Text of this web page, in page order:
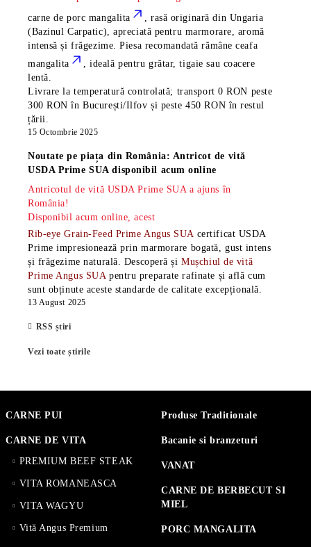
carne de porc mangalita
, rasă originară din Ungaria
(Bazinul Carpatic), apreciată pentru marmorare, aromă
intensă și frăgezime. Piesa recomandată rămâneceafa
mangalita
, ideală pentru grătar, tigaie sau coacere
lentă.
Livrare la temperatură controlată; transport 0 RON peste
300 RON în București/Ilfov și peste 450 RON în restul
țării.
15 Octombrie 2025
Noutate pe piața din România: Antricot de vită
USDA Prime SUA disponibil acum online
Antricotul de vită USDA Prime SUA a ajuns în
România!
Disponibil acum online, acest
Rib-eye Grain-Feed Prime Angus SUA certificat USDA
Prime impresionează prin marmorare bogată, gust intens
și frăgezime naturală. Descoperă șiMușchiul de vită
Prime Angus SUA pentru preparate rafinate și află cum
sunt obținute aceste standarde de calitate excepțională.
13 August 2025
RSS știri
Vezi toate știrile
CARNE PUI
CARNE DE VITA
PREMIUM BEEF STEAK
VITA ROMANEASCA
VITA WAGYU
Vită Angus Premium
Produse Traditionale
Bacanie si branzeturi
VANAT
CARNE DE BERBECUT SI
MIEL
PORC MANGALITA